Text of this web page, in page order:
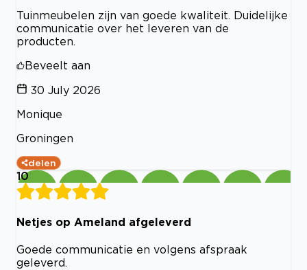
Tuinmeubelen zijn van goede kwaliteit. Duidelijke
communicatie over het leveren van de
producten.
Beveelt aan
30 July 2026
Monique
Groningen
delen
10
Netjes op Ameland afgeleverd
Goede communicatie en volgens afspraak
geleverd.